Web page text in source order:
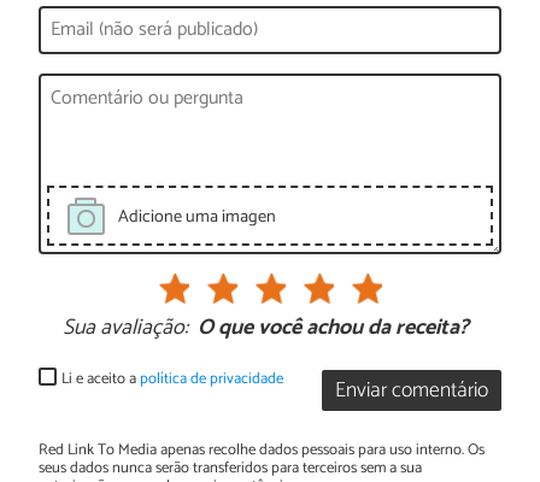
Adicione uma imagen
Sua avaliação: O que você achou da receita?
Enviar comentário
Li e aceito apolítica de privacidade
Red Link To Media apenas recolhe dados pessoais para uso interno. Os
seus dados nunca serão transferidos para terceiros sem a sua